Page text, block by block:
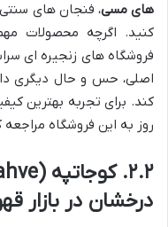
های مسی، فنجان های سنتی
کنید. اگرچه محصولات
فروشگاه های زنجیره ای
اصلی، حس و حال دیگری
کند. برای تجربه بهترین
روز به این فروشگاه مراجعه
درخشان در بازار